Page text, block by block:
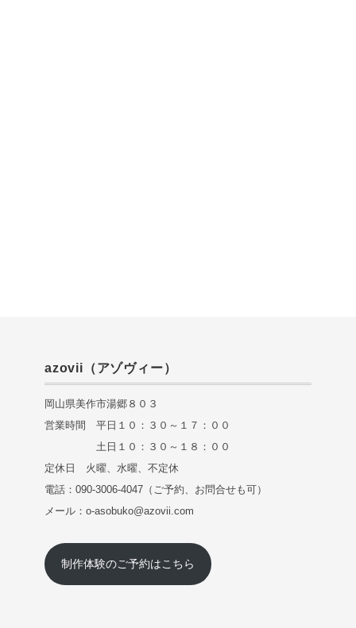
azovii（アゾヴィー）
岡山県美作市湯郷８０３
営業時間 平日１０：３０～１７：００
土日１０：３０～１８：００
定休日 火曜、水曜、不定休
電話：090-3006-4047（ご予約、お問合せも可）
メール：o-asobuko@azovii.com
制作体験のご予約はこちら